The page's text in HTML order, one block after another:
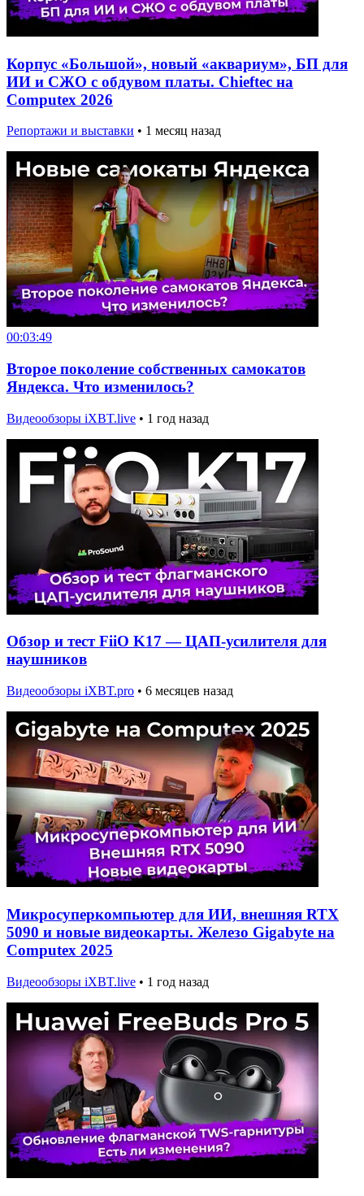
Корпус «Большой», новый «аквариум», БП для
ИИ и СЖО с обдувом платы. Chieftec на
Computex 2026
Репортажи и выставки • 1 месяц назад
00:03:49
Второе поколение собственных самокатов
Яндекса. Что изменилось?
Видеообзоры iXBT.live • 1 год назад
Обзор и тест FiiO K17 — ЦАП-усилителя для
наушников
Видеообзоры iXBT.pro • 6 месяцев назад
Микросуперкомпьютер для ИИ, внешняя RTX
5090 и новые видеокарты. Железо Gigabyte на
Computex 2025
Видеообзоры iXBT.live • 1 год назад